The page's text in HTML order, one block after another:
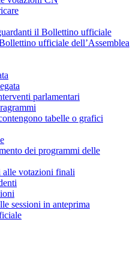
il Bollettino ufficiale
ufficiale dell’Assemblea
parlamentari
tabelle o grafici
dei programmi delle
alle votazioni finali
sessioni in anteprima